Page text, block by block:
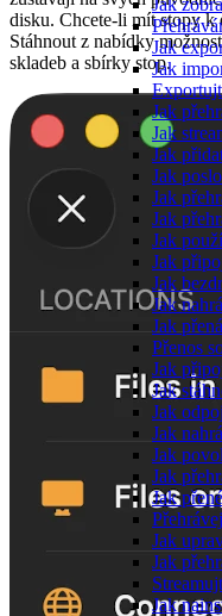
Jak
Jak
Jak
Jak
Jak
Jak
Jak
Jak
Jak
Jak
Jak
Jak
Jak
Jak
Přenos
Jak
Jak
Jak
Jak
Jak
Jak
Jak
Jak
Jak
Jak
disku. Chcete-li mít stopy
Stáhnout z nabídky
skladeb a sbírky stop.